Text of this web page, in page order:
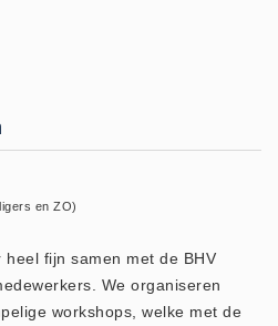
en ZO)
fijn samen met de BHV
We organiseren
workshops, welke met de